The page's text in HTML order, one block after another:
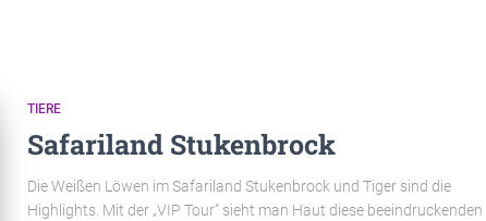
TIERE
Safariland Stukenbrock
Die Weißen Löwen im Safariland Stukenbrock und Tiger sind die
Highlights. Mit der „VIP Tour“ sieht man Haut diese beeindruckenden